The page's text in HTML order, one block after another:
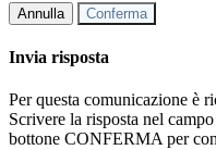
Annulla Conferma
Invia risposta
Per questa comunicazione è
Scrivere la risposta nel
bottone CONFERMA per